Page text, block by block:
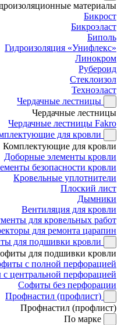
материалы
Бикрост
Бикроэласт
Биполь
Гидроизоляция «Унифлекс»
Линокром
Рубероид
Стеклоизол
Техноэласт
Чердачные лестницы
Чердачные лестницы
Чердачные лестницы Fakro
для кровли
Комплектующие для кровли
Доборные элементы кровли
безопасности кровли
Кровельные уплотнители
Плоский лист
Дымники
Вентиляция для кровли
для кровельных работ
для ремонта царапин
для подшивки кровли
для подшивки кровли
с полной перфорацией
центральной перфорацией
Софиты без перфорации
Профнастил (профлист)
Профнастил (профлист)
По марке